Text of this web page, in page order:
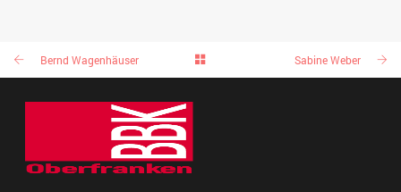
Bernd Wagenhäuser Sabine Weber